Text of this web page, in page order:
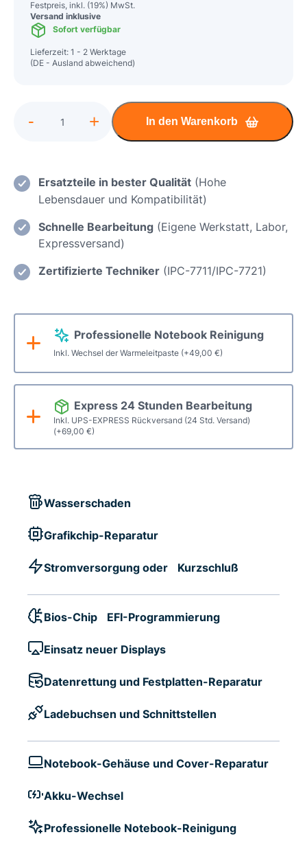
Festpreis, inkl. (19%) MwSt.
Versand inklusive
Sofort verfügbar
Lieferzeit: 1 - 2 Werktage
(DE - Ausland abweichend)
Professionelle Notebook Reinigung
Inkl. Wechsel der Warmeleitpaste (+49,00 €)
Express 24 Stunden Bearbeitung
Inkl. UPS-EXPRESS Rückversand (24 Std. Versand)
(+69,00 €)
Fujitsu
Kurzschluss,
Überspannung,
Reparatur
Menge
- + In den Warenkorb
Ersatzteile in bester Qualität (Hohe
Lebensdauer und Kompatibilität)
Schnelle Bearbeitung (Eigene Werkstatt, Labor,
Expressversand)
Zertifizierte Techniker (IPC-7711/IPC-7721)
Wasserschaden
Grafikchip-Reparatur
Stromversorgung oder Kurzschluß
Bios-Chip EFI-Programmierung
Einsatz neuer Displays
Datenrettung und Festplatten-Reparatur
Ladebuchsen und Schnittstellen
Notebook-Gehäuse und Cover-Reparatur
Akku-Wechsel
Professionelle Notebook-Reinigung